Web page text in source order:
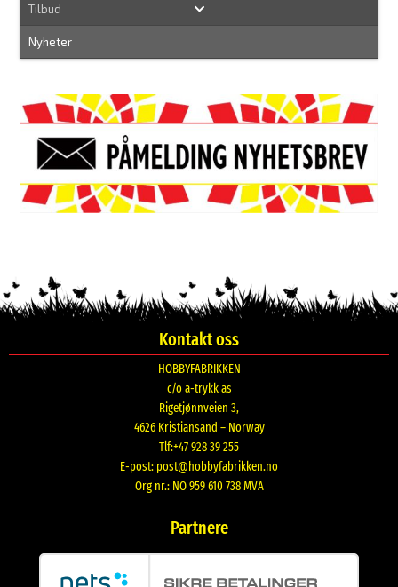
Tilbud
Nyheter
Kontakt oss
HOBBYFABRIKKEN
c/o a-trykk as
Rigetjønnveien 3,
4626 Kristiansand – Norway
Tlf:+47 928 39 255
E-post: post@hobbyfabrikken.no
Org nr.: NO 959 610 738 MVA
Partnere